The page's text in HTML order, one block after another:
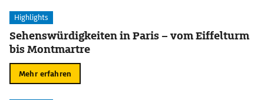
Highlights
Sehenswürdigkeiten in Paris – vom Eiffelturm
bis Montmartre
Mehr erfahren